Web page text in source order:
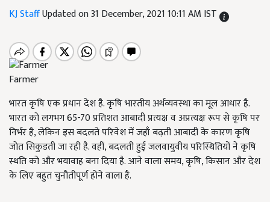
KJ StaffUpdated on 31 December, 2021 10:11 AM IST
Farmer
भारत कृषि एक प्रधान देश है. कृषि भारतीय अर्थव्यवस्था का मूल आधार है.
भारत को लगभग65-70प्रतिशत आबादी प्रत्यक्ष व अप्रत्यक्ष रूप से कृषि पर
निर्भर है, लेकिन इस बदलते परिवेश में जहाँ बढ़ती आबादी के कारण कृषि
जोत सिकुडती जा रही है. वहीं, बदलती हुई जलवायुवीय परिस्थितियों ने कृषि
स्थति को और भयावाह बना दिया है. आने वाला समय,कृषि,किसान और देश
के लिए बहुत चुनौतीपूर्ण होने वाला है.